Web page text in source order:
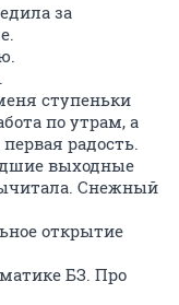
за
ступеньки
по утрам, а
радость.
выходные
Снежный
открытие
БЗ. Про